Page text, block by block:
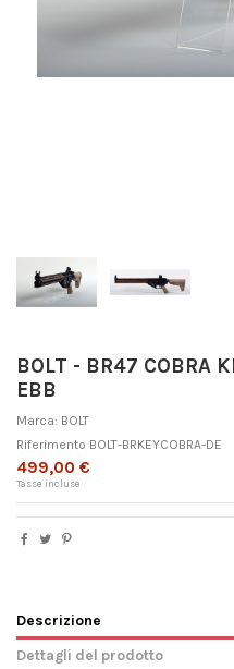
BOLT - BR47 COBRA
EBB
Marca: BOLT
Riferimento BOLT-BRKEYCOBRA-DE
499,00 €
Tasse incluse
Descrizione
Dettagli del prodotto